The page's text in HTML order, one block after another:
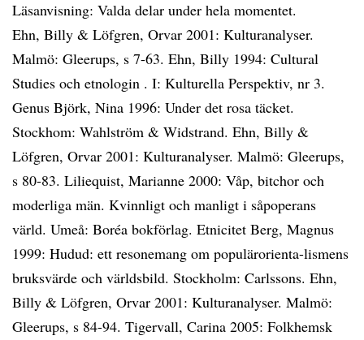
Läsanvisning: Valda delar under hela momentet.
Ehn, Billy & Löfgren, Orvar 2001: Kulturanalyser.
Malmö: Gleerups, s 7-63. Ehn, Billy 1994: Cultural
Studies och etnologin . I: Kulturella Perspektiv, nr 3.
Genus Björk, Nina 1996: Under det rosa täcket.
Stockhom: Wahlström & Widstrand. Ehn, Billy &
Löfgren, Orvar 2001: Kulturanalyser. Malmö: Gleerups,
s 80-83. Liliequist, Marianne 2000: Våp, bitchor och
moderliga män. Kvinnligt och manligt i såpoperans
värld. Umeå: Boréa bokförlag. Etnicitet Berg, Magnus
1999: Hudud: ett resonemang om populärorienta-lismens
bruksvärde och världsbild. Stockholm: Carlssons. Ehn,
Billy & Löfgren, Orvar 2001: Kulturanalyser. Malmö:
Gleerups, s 84-94. Tigervall, Carina 2005: Folkhemsk